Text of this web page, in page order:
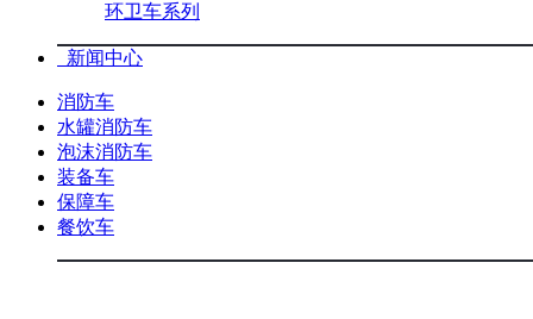
环卫车系列
新闻中心
消防车
水罐消防车
泡沫消防车
装备车
保障车
餐饮车